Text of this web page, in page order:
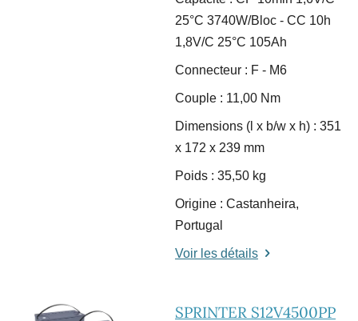
25°C 3740W/Bloc - CC 10h
1,8V/C 25°C 105Ah
Connecteur : F - M6
Couple : 11,00 Nm
Dimensions (l x b/w x h) : 351
x 172 x 239 mm
Poids : 35,50 kg
Origine : Castanheira,
Portugal
Voir les détails
SPRINTER S12V4500PP